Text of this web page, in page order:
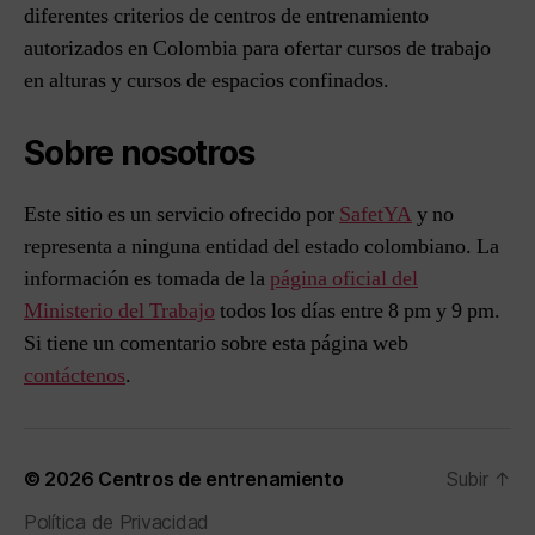
diferentes criterios de centros de entrenamiento
autorizados en Colombia para ofertar cursos de trabajo
en alturas y cursos de espacios confinados.
Sobre nosotros
Este sitio es un servicio ofrecido por SafetYAy no
representa a ninguna entidad del estado colombiano. La
información es tomada de la página oficial del
Ministerio del Trabajo todos los días entre 8 pm y 9 pm.
Si tiene un comentario sobre esta página web
contáctenos.
© 2026 Centros de entrenamiento
Política de Privacidad
Subir ↑